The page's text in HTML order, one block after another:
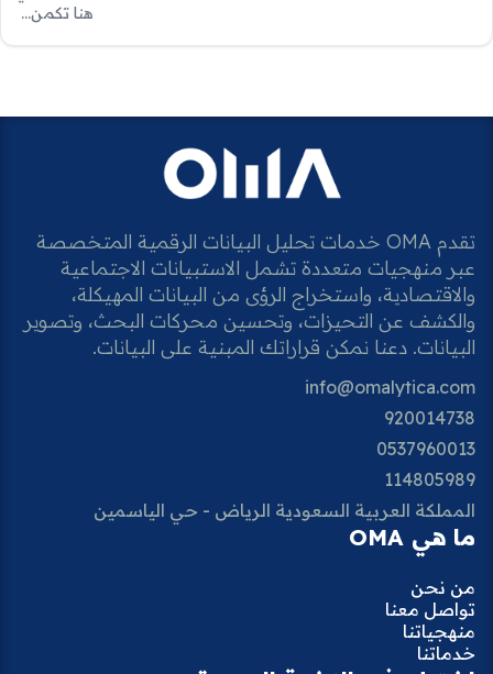
هنا تكمن…
تقدم OMA خدمات تحليل البيانات الرقمية المتخصصة
عبر منهجيات متعددة تشمل الاستبيانات الاجتماعية
والاقتصادية، واستخراج الرؤى من البيانات المهيكلة،
والكشف عن التحيزات، وتحسين محركات البحث، وتصوير
البيانات. دعنا نمكن قراراتك المبنية على البيانات.
info@omalytica.com
920014738
0537960013
114805989
المملكة العربية السعودية الرياض - حي الياسمين
ما هي OMA
من نحن
تواصل معنا
منهجياتنا
خدماتنا